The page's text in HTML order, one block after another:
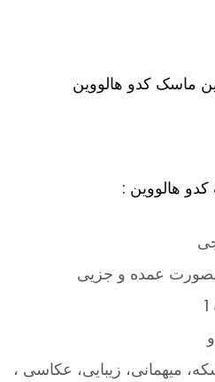
:
عمده و جزیی
میهمانی، زیبایی، عکاسی ،